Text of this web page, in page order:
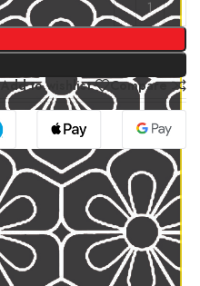
Compare
Add to wishlist